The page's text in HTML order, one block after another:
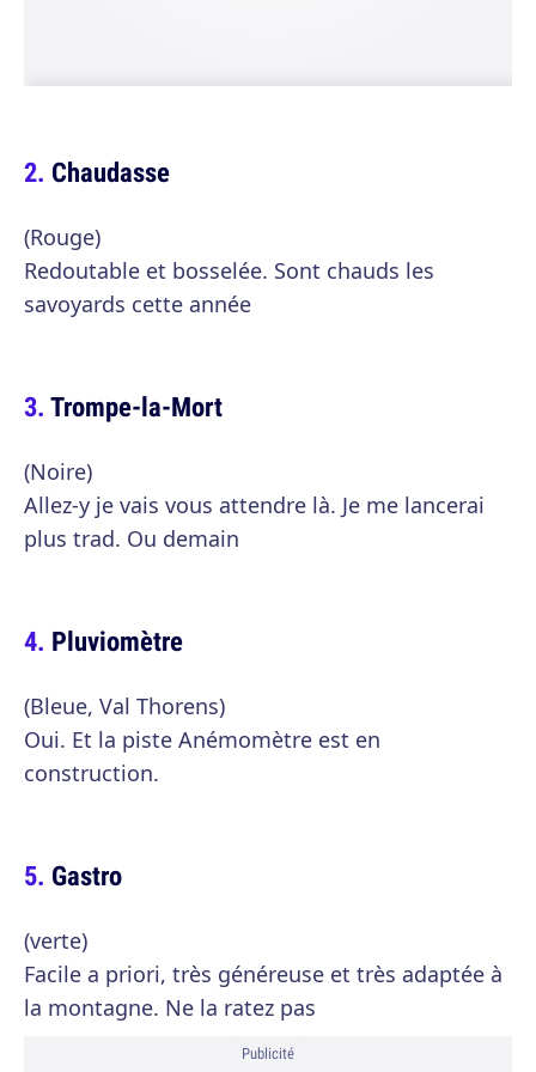
Chaudasse
(Rouge)
Redoutable et bosselée. Sont chauds les
savoyards cette année
Trompe-la-Mort
(Noire)
Allez-y je vais vous attendre là. Je me lancerai
plus trad. Ou demain
Pluviomètre
(Bleue, Val Thorens)
Oui. Et la piste Anémomètre est en
construction.
Gastro
(verte)
Facile a priori, très généreuse et très adaptée à
la montagne. Ne la ratez pas
Publicité